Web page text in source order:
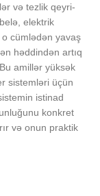
və tezlik qeyri-
elektrik
cümlədən yavaş
həddindən artıq
amillər yüksək
sistemləri üçün
istinad
konkret
və onun praktik